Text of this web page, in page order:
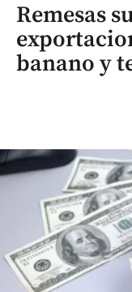
Remesas
banano y